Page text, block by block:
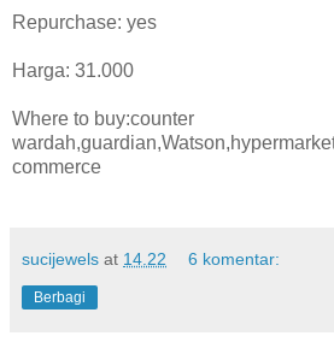
Repurchase: yes
Harga: 31.000
Where to buy:counter
commerce
sucijewels at 14.22 6 komentar:
Berbagi